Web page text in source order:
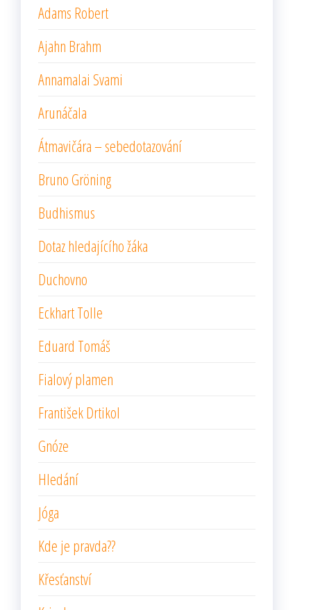
Adams Robert
Ajahn Brahm
Annamalai Svami
Arunáčala
Átmavičára – sebedotazování
Bruno Gröning
Budhismus
Dotaz hledajícího žáka
Duchovno
Eckhart Tolle
Eduard Tomáš
Fialový plamen
František Drtikol
Gnóze
Hledání
Jóga
Kde je pravda??
Křesťanství